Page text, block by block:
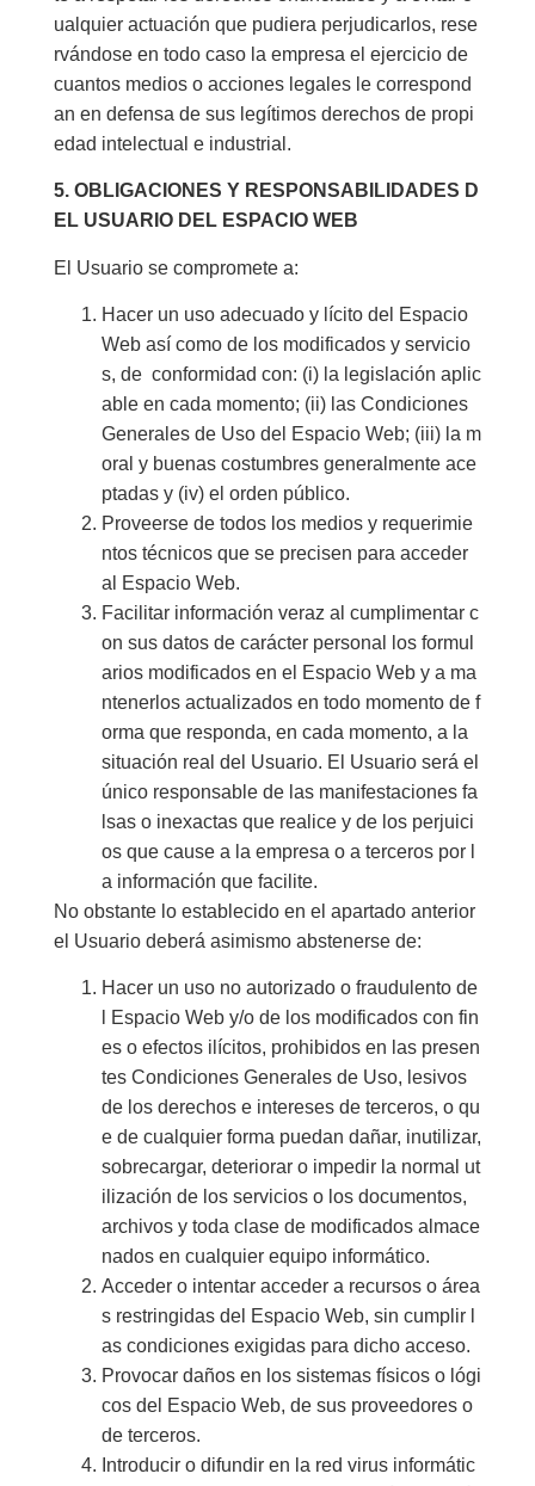
ualquier actuación que pudiera perjudicarlos, rese
rvándose en todo caso la empresa el ejercicio de
cuantos medios o acciones legales le correspond
an en defensa de sus legítimos derechos de propi
edad intelectual e industrial.
5. OBLIGACIONES Y RESPONSABILIDADES D
EL USUARIO DEL ESPACIO WEB
El Usuario se compromete a:
Hacer un uso adecuado y lícito del Espacio
Web así como de los modificados y servicio
s, de conformidad con: (i) la legislación aplic
able en cada momento; (ii) las Condiciones
Generales de Uso del Espacio Web; (iii) la m
oral y buenas costumbres generalmente ace
ptadas y (iv) el orden público.
Proveerse de todos los medios y requerimie
ntos técnicos que se precisen para acceder
al Espacio Web.
Facilitar información veraz al cumplimentar c
on sus datos de carácter personal los formul
arios modificados en el Espacio Web y a ma
ntenerlos actualizados en todo momento de f
orma que responda, en cada momento, a la
situación real del Usuario. El Usuario será el
único responsable de las manifestaciones fa
lsas o inexactas que realice y de los perjuici
os que cause a la empresa o a terceros por l
a información que facilite.
No obstante lo establecido en el apartado anterior
el Usuario deberá asimismo abstenerse de:
Hacer un uso no autorizado o fraudulento de
l Espacio Web y/o de los modificados con fin
es o efectos ilícitos, prohibidos en las presen
tes Condiciones Generales de Uso, lesivos
de los derechos e intereses de terceros, o qu
e de cualquier forma puedan dañar, inutilizar,
sobrecargar, deteriorar o impedir la normal ut
ilización de los servicios o los documentos,
archivos y toda clase de modificados almace
nados en cualquier equipo informático.
Acceder o intentar acceder a recursos o área
s restringidas del Espacio Web, sin cumplir l
as condiciones exigidas para dicho acceso.
Provocar daños en los sistemas físicos o lógi
cos del Espacio Web, de sus proveedores o
de terceros.
Introducir o difundir en la red virus informátic